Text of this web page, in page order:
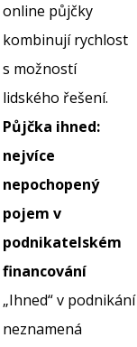
online půjčky
kombinují rychlost
s možností
lidského řešení.
Půjčka ihned:
nejvíce
nepochopený
pojem v
podnikatelském
financování
„Ihned“ v podnikání
neznamená